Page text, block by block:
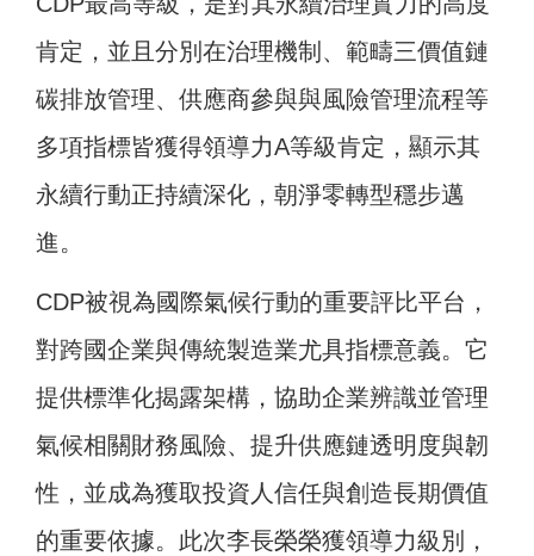
肯定，並且分別在治理機制、範疇三價值鏈
碳排放管理、供應商參與與風險管理流程等
多項指標皆獲得領導力A等級肯定，顯示其
永續行動正持續深化，朝淨零轉型穩步邁
進。
CDP被視為國際氣候行動的重要評比平台，
對跨國企業與傳統製造業尤具指標意義。它
提供標準化揭露架構，協助企業辨識並管理
氣候相關財務風險、提升供應鏈透明度與韌
性，並成為獲取投資人信任與創造長期價值
的重要依據。此次李長榮榮獲領導力級別，